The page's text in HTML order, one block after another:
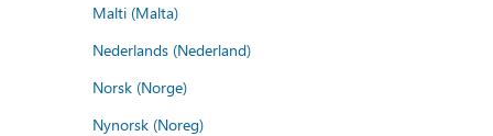
Malti (Malta)
Nederlands (Nederland)
Norsk (Norge)
Nynorsk (Noreg)